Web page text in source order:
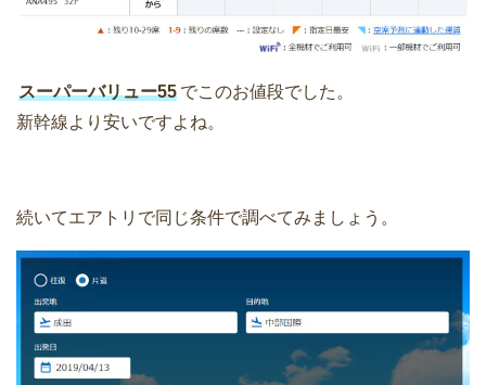
スーパーバリュー55 でこのお値段でした。
新幹線より安いですよね。
続いてエアトリで同じ条件で調べてみましょう。